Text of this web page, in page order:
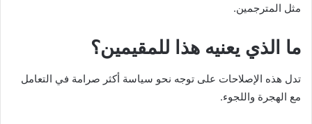
مثل المترجمين.
ما الذي يعنيه هذا للمقيمين؟
تدل هذه الإصلاحات على توجه نحو سياسة أكثر صرامة في التعامل
مع الهجرة واللجوء.